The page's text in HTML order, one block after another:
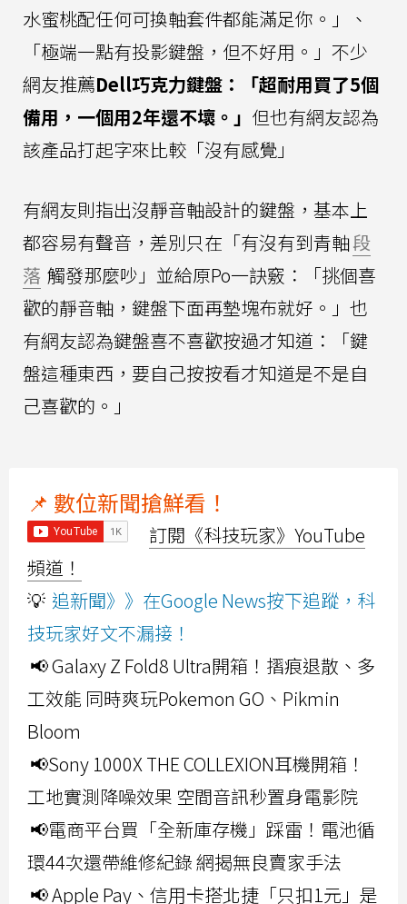
水蜜桃配任何可換軸套件都能滿足你。」、
「極端一點有投影鍵盤，但不好用。」不少
網友推薦Dell巧克力鍵盤：「超耐用買了5個
備用，一個用2年還不壞。」 但也有網友認為
該產品打起字來比較「沒有感覺」
有網友則指出沒靜音軸設計的鍵盤，基本上
都容易有聲音，差別只在「有沒有到青軸段
落 觸發那麼吵」並給原Po一訣竅：「挑個喜
歡的靜音軸，鍵盤下面再墊塊布就好。」也
有網友認為鍵盤喜不喜歡按過才知道：「鍵
盤這種東西，要自己按按看才知道是不是自
己喜歡的。」
📌 數位新聞搶鮮看！
訂閱《科技玩家》YouTube
頻道！
💡 追新聞》》在Google News按下追蹤，科
技玩家好文不漏接！
📢 Galaxy Z Fold8 Ultra開箱！摺痕退散、多
工效能 同時爽玩Pokemon GO、Pikmin
Bloom
📢Sony 1000X THE COLLEXION耳機開箱！
工地實測降噪效果 空間音訊秒置身電影院
📢電商平台買「全新庫存機」踩雷！電池循
環44次還帶維修紀錄 網揭無良賣家手法
📢 Apple Pay、信用卡搭北捷「只扣1元」是